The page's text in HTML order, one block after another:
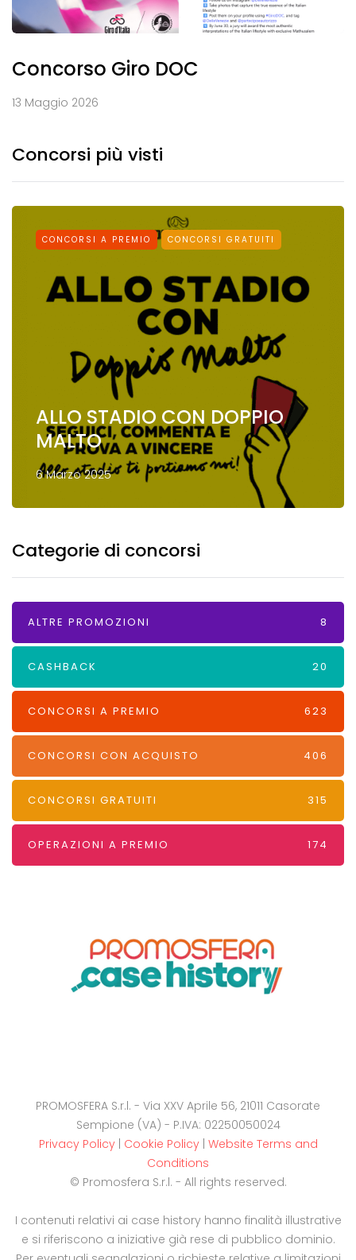
Concorso Giro DOC
13 Maggio 2026
Concorsi più visti
CONCORSI A PREMIO CONCORSI GRATUITI
ALLO STADIO CON DOPPIO
MALTO
6 Marzo 2025
Categorie di concorsi
ALTRE PROMOZIONI 8
CASHBACK 20
CONCORSI A PREMIO 623
CONCORSI CON ACQUISTO 406
CONCORSI GRATUITI 315
OPERAZIONI A PREMIO 174
PROMOSFERA S.r.l. - Via XXV Aprile 56, 21011 Casorate
Sempione (VA) - P.IVA: 02250050024
Privacy Policy| Cookie Policy| Website Terms and
Conditions
© Promosfera S.r.l. - All rights reserved.
I contenuti relativi ai case history hanno finalità illustrative
e si riferiscono a iniziative già rese di pubblico dominio.